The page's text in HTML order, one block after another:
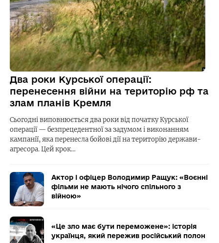
Два роки Курської операції:
перенесення війни на територію рф та
злам планів Кремля
Сьогодні виповнюється два роки від початку Курської
операції — безпрецедентної за задумом і виконанням
кампанії, яка перенесла бойові дії на територію держави-
агресора. Цей крок…
Актор і офіцер Володимир Ращук: «Воєнні
фільми не мають нічого спільного з
війною»
«Це зло має бути переможене»: історія
українця, який пережив російський полон